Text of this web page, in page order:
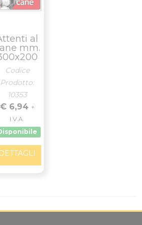
al
mm.
Codice
Prodotto:
10353
€ 6,94 +
I.V.A.
DETTAGLI